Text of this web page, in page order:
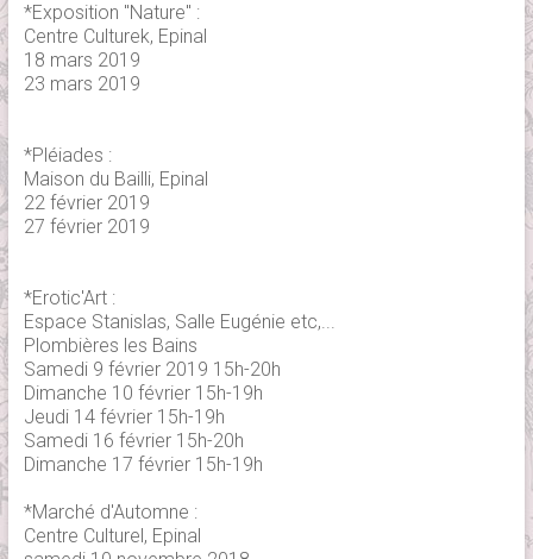
*Exposition "Nature" :
Centre Culturek, Epinal
18 mars 2019
23 mars 2019
*Pléiades :
Maison du Bailli, Epinal
22 février 2019
27 février 2019
*Erotic'Art :
Espace Stanislas, Salle Eugénie etc,...
Plombières les Bains
Samedi 9 février 2019 15h-20h
Dimanche 10 février 15h-19h
Jeudi 14 février 15h-19h
Samedi 16 février 15h-20h
Dimanche 17 février 15h-19h
*Marché d'Automne :
Centre Culturel, Epinal